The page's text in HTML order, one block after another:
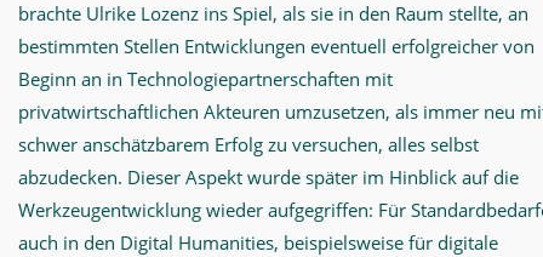
brachte Ulrike Lozenz ins Spiel, als sie in den Raum stellte, an
bestimmten Stellen Entwicklungen eventuell erfolgreicher von
Beginn an in Technologiepartnerschaften mit
privatwirtschaftlichen Akteuren umzusetzen, als immer neu
schwer anschätzbarem Erfolg zu versuchen, alles selbst
abzudecken. Dieser Aspekt wurde später im Hinblick auf die
Werkzeugentwicklung wieder aufgegriffen: Für
auch in den Digital Humanities, beispielsweise für digitale